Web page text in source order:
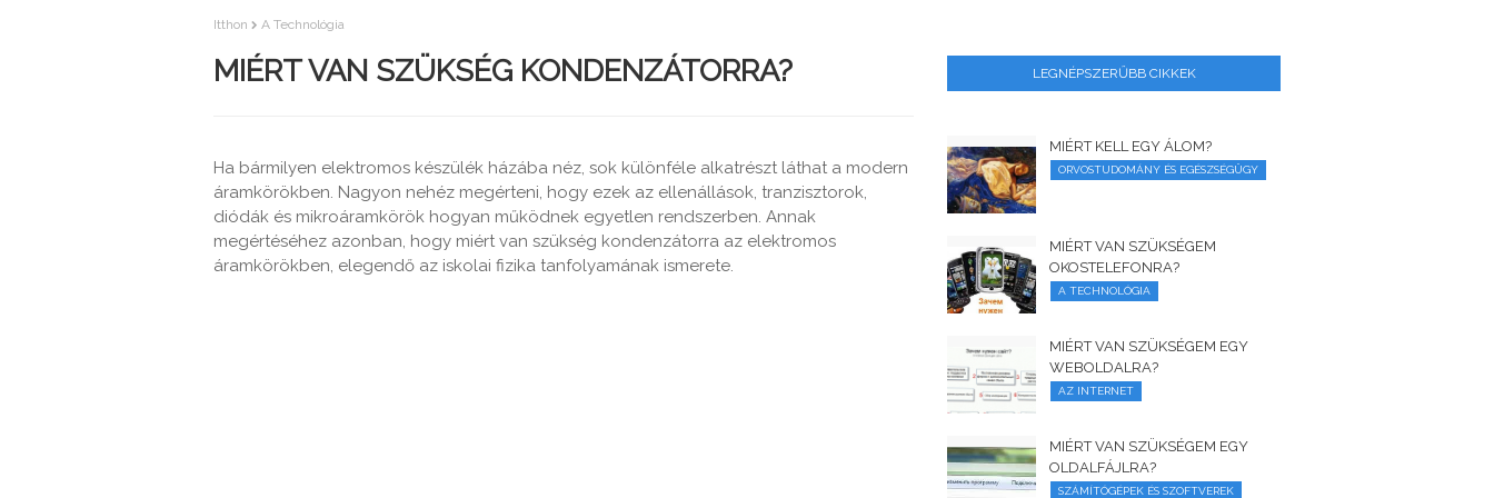
Itthon A Technológia
MIÉRT VAN SZÜKSÉG KONDENZÁTORRA?
Ha bármilyen elektromos készülék házába néz, sok különféle alkatrészt láthat a modern
áramkörökben. Nagyon nehéz megérteni, hogy ezek az ellenállások, tranzisztorok,
diódák és mikroáramkörök hogyan működnek egyetlen rendszerben. Annak
megértéséhez azonban, hogy miért van szükség kondenzátorra az elektromos
áramkörökben, elegendő az iskolai fizika tanfolyamának ismerete.
LEGNÉPSZERŰBB CIKKEK
MIÉRT KELL EGY ÁLOM?
ORVOSTUDOMÁNY ÉS EGÉSZSÉGÜGY
MIÉRT VAN SZÜKSÉGEM
OKOSTELEFONRA?
A TECHNOLÓGIA
MIÉRT VAN SZÜKSÉGEM EGY
WEBOLDALRA?
AZ INTERNET
MIÉRT VAN SZÜKSÉGEM EGY
OLDALFÁJLRA?
SZÁMÍTÓGÉPEK ÉS SZOFTVEREK